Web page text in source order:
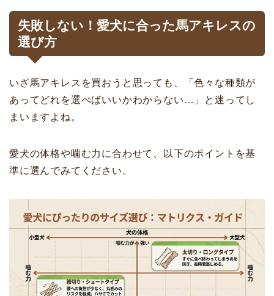
失敗しない！愛犬に合った馬アキレスの
選び方
いざ馬アキレスを買おうと思っても、「色々な種類が
あってどれを選べばいいかわからない…」と迷ってし
まいますよね。
愛犬の体格や噛む力に合わせて、以下のポイントを基
準に選んでみてください。